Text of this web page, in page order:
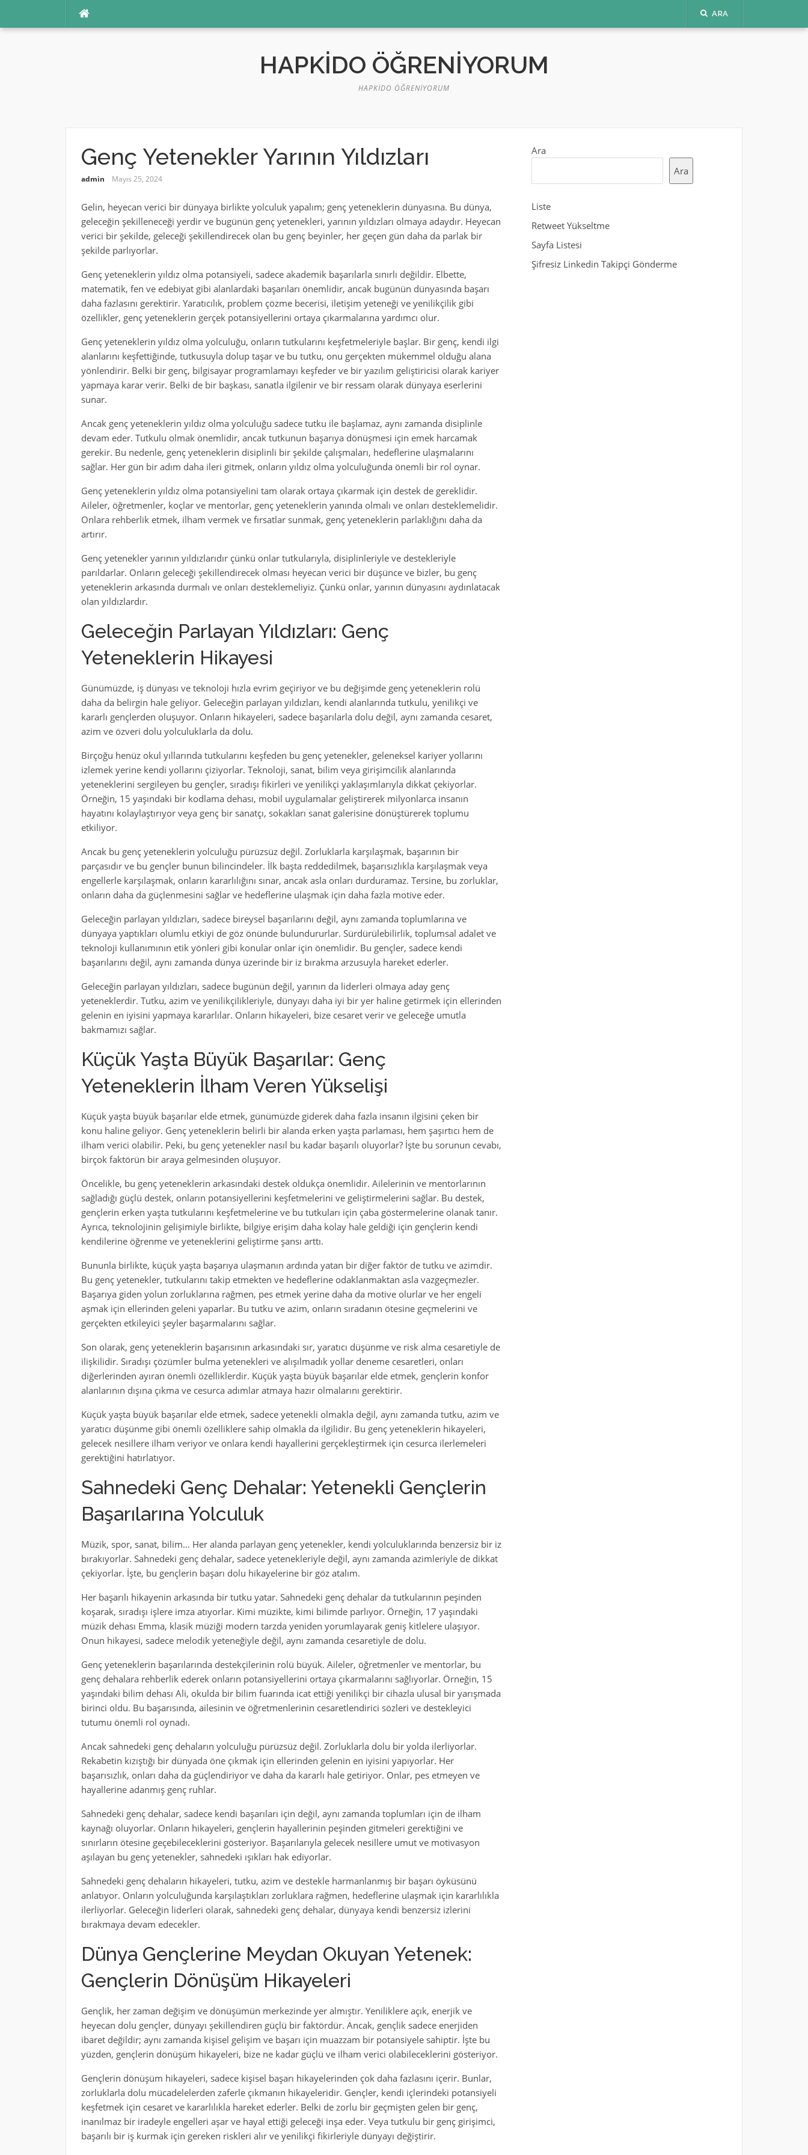
ARA
HAPKIDO ÖĞRENIYORUM
HAPKIDO ÖĞRENIYORUM
Genç Yetenekler Yarının Yıldızları
admin Mayıs 25, 2024
Gelin, heyecan verici bir dünyaya birlikte yolculuk yapalım; genç yeteneklerin dünyasına. Bu dünya,
geleceğin şekilleneceği yerdir ve bugünün genç yetenekleri, yarının yıldızları olmaya adaydır. Heyecan
verici bir şekilde, geleceği şekillendirecek olan bu genç beyinler, her geçen gün daha da parlak bir
şekilde parlıyorlar.
Genç yeteneklerin yıldız olma potansiyeli, sadece akademik başarılarla sınırlı değildir. Elbette,
matematik, fen ve edebiyat gibi alanlardaki başarıları önemlidir, ancak bugünün dünyasında başarı
daha fazlasını gerektirir. Yaratıcılık, problem çözme becerisi, iletişim yeteneği ve yenilikçilik gibi
özellikler, genç yeteneklerin gerçek potansiyellerini ortaya çıkarmalarına yardımcı olur.
Genç yeteneklerin yıldız olma yolculuğu, onların tutkularını keşfetmeleriyle başlar. Bir genç, kendi ilgi
alanlarını keşfettiğinde, tutkusuyla dolup taşar ve bu tutku, onu gerçekten mükemmel olduğu alana
yönlendirir. Belki bir genç, bilgisayar programlamayı keşfeder ve bir yazılım geliştiricisi olarak kariyer
yapmaya karar verir. Belki de bir başkası, sanatla ilgilenir ve bir ressam olarak dünyaya eserlerini
sunar.
Ancak genç yeteneklerin yıldız olma yolculuğu sadece tutku ile başlamaz, aynı zamanda disiplinle
devam eder. Tutkulu olmak önemlidir, ancak tutkunun başarıya dönüşmesi için emek harcamak
gerekir. Bu nedenle, genç yeteneklerin disiplinli bir şekilde çalışmaları, hedeflerine ulaşmalarını
sağlar. Her gün bir adım daha ileri gitmek, onların yıldız olma yolculuğunda önemli bir rol oynar.
Genç yeteneklerin yıldız olma potansiyelini tam olarak ortaya çıkarmak için destek de gereklidir.
Aileler, öğretmenler, koçlar ve mentorlar, genç yeteneklerin yanında olmalı ve onları desteklemelidir.
Onlara rehberlik etmek, ilham vermek ve fırsatlar sunmak, genç yeteneklerin parlaklığını daha da
artırır.
Genç yetenekler yarının yıldızlarıdır çünkü onlar tutkularıyla, disiplinleriyle ve destekleriyle
parıldarlar. Onların geleceği şekillendirecek olması heyecan verici bir düşünce ve bizler, bu genç
yeteneklerin arkasında durmalı ve onları desteklemeliyiz. Çünkü onlar, yarının dünyasını aydınlatacak
olan yıldızlardır.
Geleceğin Parlayan Yıldızları: Genç
Yeteneklerin Hikayesi
Günümüzde, iş dünyası ve teknoloji hızla evrim geçiriyor ve bu değişimde genç yeteneklerin rolü
daha da belirgin hale geliyor. Geleceğin parlayan yıldızları, kendi alanlarında tutkulu, yenilikçi ve
kararlı gençlerden oluşuyor. Onların hikayeleri, sadece başarılarla dolu değil, aynı zamanda cesaret,
azim ve özveri dolu yolculuklarla da dolu.
Birçoğu henüz okul yıllarında tutkularını keşfeden bu genç yetenekler, geleneksel kariyer yollarını
izlemek yerine kendi yollarını çiziyorlar. Teknoloji, sanat, bilim veya girişimcilik alanlarında
yeteneklerini sergileyen bu gençler, sıradışı fikirleri ve yenilikçi yaklaşımlarıyla dikkat çekiyorlar.
Örneğin, 15 yaşındaki bir kodlama dehası, mobil uygulamalar geliştirerek milyonlarca insanın
hayatını kolaylaştırıyor veya genç bir sanatçı, sokakları sanat galerisine dönüştürerek toplumu
etkiliyor.
Ancak bu genç yeteneklerin yolculuğu pürüzsüz değil. Zorluklarla karşılaşmak, başarının bir
parçasıdır ve bu gençler bunun bilincindeler. İlk başta reddedilmek, başarısızlıkla karşılaşmak veya
engellerle karşılaşmak, onların kararlılığını sınar, ancak asla onları durduramaz. Tersine, bu zorluklar,
onların daha da güçlenmesini sağlar ve hedeflerine ulaşmak için daha fazla motive eder.
Geleceğin parlayan yıldızları, sadece bireysel başarılarını değil, aynı zamanda toplumlarına ve
dünyaya yaptıkları olumlu etkiyi de göz önünde bulundururlar. Sürdürülebilirlik, toplumsal adalet ve
teknoloji kullanımının etik yönleri gibi konular onlar için önemlidir. Bu gençler, sadece kendi
başarılarını değil, aynı zamanda dünya üzerinde bir iz bırakma arzusuyla hareket ederler.
Geleceğin parlayan yıldızları, sadece bugünün değil, yarının da liderleri olmaya aday genç
yeteneklerdir. Tutku, azim ve yenilikçilikleriyle, dünyayı daha iyi bir yer haline getirmek için ellerinden
gelenin en iyisini yapmaya kararlılar. Onların hikayeleri, bize cesaret verir ve geleceğe umutla
bakmamızı sağlar.
Küçük Yaşta Büyük Başarılar: Genç
Yeteneklerin İlham Veren Yükselişi
Küçük yaşta büyük başarılar elde etmek, günümüzde giderek daha fazla insanın ilgisini çeken bir
konu haline geliyor. Genç yeteneklerin belirli bir alanda erken yaşta parlaması, hem şaşırtıcı hem de
ilham verici olabilir. Peki, bu genç yetenekler nasıl bu kadar başarılı oluyorlar? İşte bu sorunun cevabı,
birçok faktörün bir araya gelmesinden oluşuyor.
Öncelikle, bu genç yeteneklerin arkasındaki destek oldukça önemlidir. Ailelerinin ve mentorlarının
sağladığı güçlü destek, onların potansiyellerini keşfetmelerini ve geliştirmelerini sağlar. Bu destek,
gençlerin erken yaşta tutkularını keşfetmelerine ve bu tutkuları için çaba göstermelerine olanak tanır.
Ayrıca, teknolojinin gelişimiyle birlikte, bilgiye erişim daha kolay hale geldiği için gençlerin kendi
kendilerine öğrenme ve yeteneklerini geliştirme şansı arttı.
Bununla birlikte, küçük yaşta başarıya ulaşmanın ardında yatan bir diğer faktör de tutku ve azimdir.
Bu genç yetenekler, tutkularını takip etmekten ve hedeflerine odaklanmaktan asla vazgeçmezler.
Başarıya giden yolun zorluklarına rağmen, pes etmek yerine daha da motive olurlar ve her engeli
aşmak için ellerinden geleni yaparlar. Bu tutku ve azim, onların sıradanın ötesine geçmelerini ve
gerçekten etkileyici şeyler başarmalarını sağlar.
Son olarak, genç yeteneklerin başarısının arkasındaki sır, yaratıcı düşünme ve risk alma cesaretiyle de
ilişkilidir. Sıradışı çözümler bulma yetenekleri ve alışılmadık yollar deneme cesaretleri, onları
diğerlerinden ayıran önemli özelliklerdir. Küçük yaşta büyük başarılar elde etmek, gençlerin konfor
alanlarının dışına çıkma ve cesurca adımlar atmaya hazır olmalarını gerektirir.
Küçük yaşta büyük başarılar elde etmek, sadece yetenekli olmakla değil, aynı zamanda tutku, azim ve
yaratıcı düşünme gibi önemli özelliklere sahip olmakla da ilgilidir. Bu genç yeteneklerin hikayeleri,
gelecek nesillere ilham veriyor ve onlara kendi hayallerini gerçekleştirmek için cesurca ilerlemeleri
gerektiğini hatırlatıyor.
Sahnedeki Genç Dehalar: Yetenekli Gençlerin
Başarılarına Yolculuk
Müzik, spor, sanat, bilim… Her alanda parlayan genç yetenekler, kendi yolculuklarında benzersiz bir iz
bırakıyorlar. Sahnedeki genç dehalar, sadece yetenekleriyle değil, aynı zamanda azimleriyle de dikkat
çekiyorlar. İşte, bu gençlerin başarı dolu hikayelerine bir göz atalım.
Her başarılı hikayenin arkasında bir tutku yatar. Sahnedeki genç dehalar da tutkularının peşinden
koşarak, sıradışı işlere imza atıyorlar. Kimi müzikte, kimi bilimde parlıyor. Örneğin, 17 yaşındaki
müzik dehası Emma, klasik müziği modern tarzda yeniden yorumlayarak geniş kitlelere ulaşıyor.
Onun hikayesi, sadece melodik yeteneğiyle değil, aynı zamanda cesaretiyle de dolu.
Genç yeteneklerin başarılarında destekçilerinin rolü büyük. Aileler, öğretmenler ve mentorlar, bu
genç dehalara rehberlik ederek onların potansiyellerini ortaya çıkarmalarını sağlıyorlar. Örneğin, 15
yaşındaki bilim dehası Ali, okulda bir bilim fuarında icat ettiği yenilikçi bir cihazla ulusal bir yarışmada
birinci oldu. Bu başarısında, ailesinin ve öğretmenlerinin cesaretlendirici sözleri ve destekleyici
tutumu önemli rol oynadı.
Ancak sahnedeki genç dehaların yolculuğu pürüzsüz değil. Zorluklarla dolu bir yolda ilerliyorlar.
Rekabetin kızıştığı bir dünyada öne çıkmak için ellerinden gelenin en iyisini yapıyorlar. Her
başarısızlık, onları daha da güçlendiriyor ve daha da kararlı hale getiriyor. Onlar, pes etmeyen ve
hayallerine adanmış genç ruhlar.
Sahnedeki genç dehalar, sadece kendi başarıları için değil, aynı zamanda toplumları için de ilham
kaynağı oluyorlar. Onların hikayeleri, gençlerin hayallerinin peşinden gitmeleri gerektiğini ve
sınırların ötesine geçebileceklerini gösteriyor. Başarılarıyla gelecek nesillere umut ve motivasyon
aşılayan bu genç yetenekler, sahnedeki ışıkları hak ediyorlar.
Sahnedeki genç dehaların hikayeleri, tutku, azim ve destekle harmanlanmış bir başarı öyküsünü
anlatıyor. Onların yolculuğunda karşılaştıkları zorluklara rağmen, hedeflerine ulaşmak için kararlılıkla
ilerliyorlar. Geleceğin liderleri olarak, sahnedeki genç dehalar, dünyaya kendi benzersiz izlerini
bırakmaya devam edecekler.
Dünya Gençlerine Meydan Okuyan Yetenek:
Gençlerin Dönüşüm Hikayeleri
Gençlik, her zaman değişim ve dönüşümün merkezinde yer almıştır. Yeniliklere açık, enerjik ve
heyecan dolu gençler, dünyayı şekillendiren güçlü bir faktördür. Ancak, gençlik sadece enerjiden
ibaret değildir; aynı zamanda kişisel gelişim ve başarı için muazzam bir potansiyele sahiptir. İşte bu
yüzden, gençlerin dönüşüm hikayeleri, bize ne kadar güçlü ve ilham verici olabileceklerini gösteriyor.
Gençlerin dönüşüm hikayeleri, sadece kişisel başarı hikayelerinden çok daha fazlasını içerir. Bunlar,
zorluklarla dolu mücadelelerden zaferle çıkmanın hikayeleridir. Gençler, kendi içlerindeki potansiyeli
keşfetmek için cesaret ve kararlılıkla hareket ederler. Belki de zorlu bir geçmişten gelen bir genç,
inanılmaz bir iradeyle engelleri aşar ve hayal ettiği geleceği inşa eder. Veya tutkulu bir genç girişimci,
başarılı bir iş kurmak için gereken riskleri alır ve yenilikçi fikirleriyle dünyayı değiştirir.
Ara
Ara
Liste
Retweet Yükseltme
Sayfa Listesi
Şifresiz Linkedin Takipçi Gönderme